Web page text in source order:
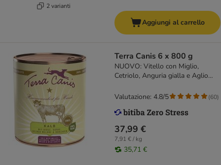
2 varianti
Aggiungi al carrello
Terra Canis 6 x 800 g
NUOVO: Vitello con Miglio,
Cetriolo, Anguria gialla e Aglio
37,99 €
7,91 € / kg
35,71 €
Valutazione: 4.8/5 (60)